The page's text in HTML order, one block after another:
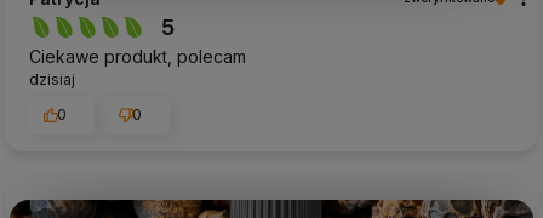
5
Ciekawe produkt, polecam
dzisiaj
0
0